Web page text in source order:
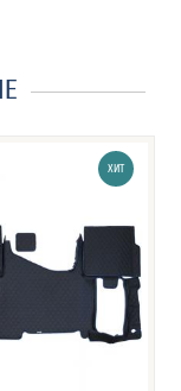
ХИТ